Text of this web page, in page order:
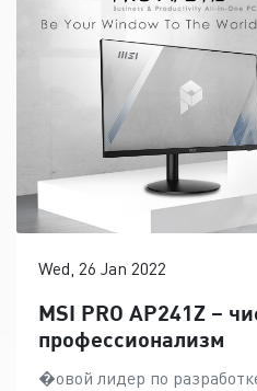
Wed, 26 Jan 2022
MSI PRO AP241Z –
профессионализм
�овой лидер по